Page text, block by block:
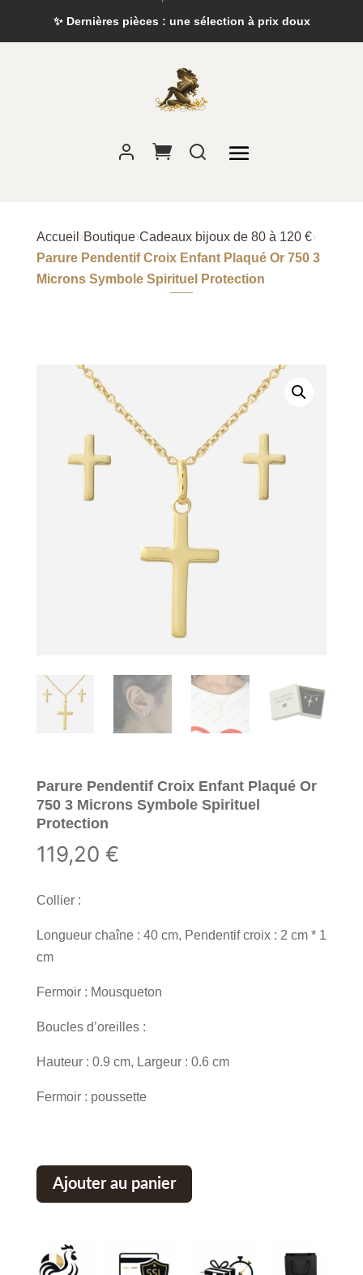
✨ Dernières pièces : une sélection à prix doux
Accueil ›Boutique›Cadeaux bijoux de 80 à 120 €›
Parure Pendentif Croix Enfant Plaqué Or 750 3
Microns Symbole Spirituel Protection
Parure Pendentif Croix Enfant Plaqué Or
750 3 Microns Symbole Spirituel
Protection
119,20 €
Collier :
Longueur chaîne : 40 cm, Pendentif croix : 2 cm * 1
cm
Fermoir : Mousqueton
Boucles d’oreilles :
Hauteur : 0.9 cm, Largeur : 0.6 cm
Fermoir : poussette
Ajouter au panier